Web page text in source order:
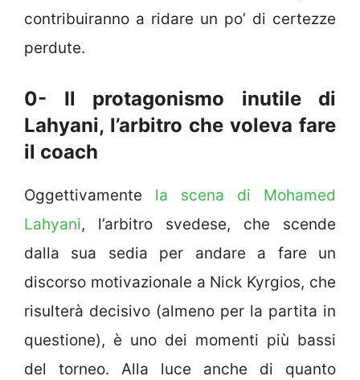
contribuiranno a ridare un po’ di certezze
perdute.
0- Il protagonismo inutile di
Lahyani, l’arbitro che voleva fare
il coach
Oggettivamente la scena di Mohamed
Lahyani, l’arbitro svedese, che scende
dalla sua sedia per andare a fare un
discorso motivazionale a Nick Kyrgios, che
risulterà decisivo (almeno per la partita in
questione), è uno dei momenti più bassi
del torneo. Alla luce anche di quanto